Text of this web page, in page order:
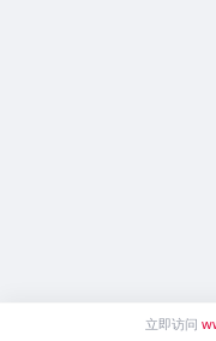
立即访问